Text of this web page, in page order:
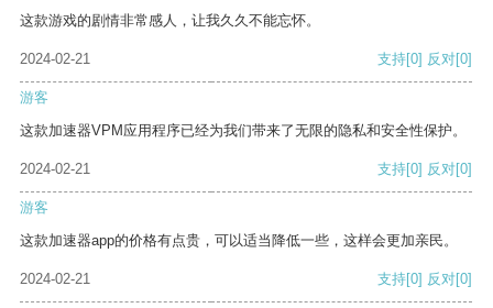
这款游戏的剧情非常感人，让我久久不能忘怀。
2024-02-21 支持[0] 反对[0]
游客
这款加速器VPM应用程序已经为我们带来了无限的隐私和安全性保护。
2024-02-21 支持[0] 反对[0]
游客
这款加速器app的价格有点贵，可以适当降低一些，这样会更加亲民。
2024-02-21 支持[0] 反对[0]